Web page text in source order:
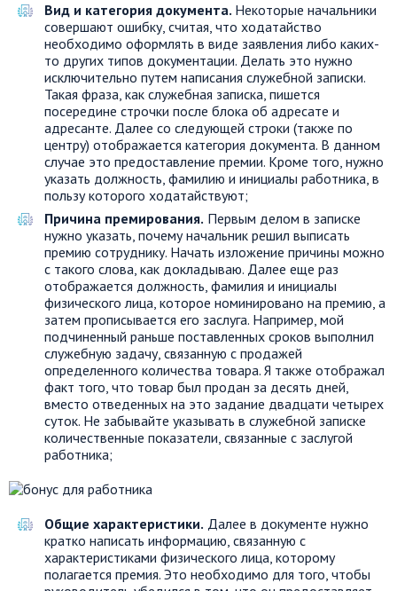
Вид и категория документа. Некоторые начальники
совершают ошибку, считая, что ходатайство
необходимо оформлять в виде заявления либо каких-
то других типов документации. Делать это нужно
исключительно путем написания служебной записки.
Такая фраза, как служебная записка, пишется
посередине строчки после блока об адресате и
адресанте. Далее со следующей строки (также по
центру) отображается категория документа. В данном
случае это предоставление премии. Кроме того, нужно
указать должность, фамилию и инициалы работника, в
пользу которого ходатайствуют;
Причина премирования. Первым делом в записке
нужно указать, почему начальник решил выписать
премию сотруднику. Начать изложение причины можно
с такого слова, как докладываю. Далее еще раз
отображается должность, фамилия и инициалы
физического лица, которое номинировано на премию, а
затем прописывается его заслуга. Например, мой
подчиненный раньше поставленных сроков выполнил
служебную задачу, связанную с продажей
определенного количества товара. Я также отображал
факт того, что товар был продан за десять дней,
вместо отведенных на это задание двадцати четырех
суток. Не забывайте указывать в служебной записке
количественные показатели, связанные с заслугой
работника;
Общие характеристики. Далее в документе нужно
кратко написать информацию, связанную с
характеристиками физического лица, которому
полагается премия. Это необходимо для того, чтобы